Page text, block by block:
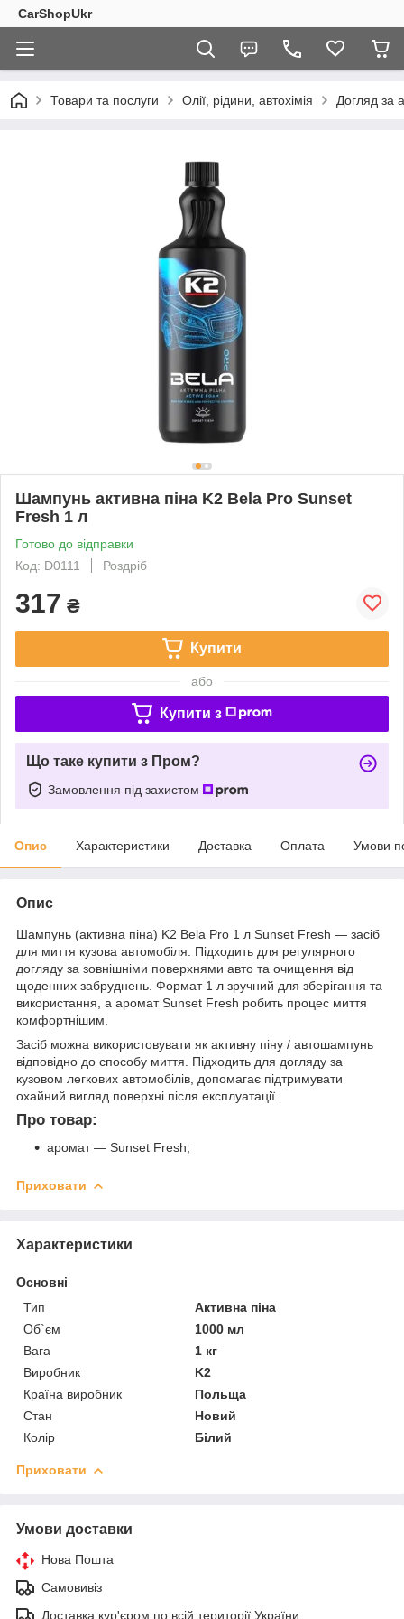
CarShopUkr
Товари та послуги Олії, рідини, автохімія Догляд за
Шампунь активна піна K2 Bela Pro Sunset
Fresh 1 л
Готово до відправки
Код: D0111
Роздріб
317 ₴
Купити
або
Купити з
Що таке купити з Пром?
Замовлення під захистом
Опис Характеристики Доставка Оплата Умови
Опис
Шампунь (активна піна) K2 Bela Pro 1 л Sunset Fresh — засіб
для миття кузова автомобіля. Підходить для регулярного
догляду за зовнішніми поверхнями авто та очищення від
щоденних забруднень. Формат 1 л зручний для зберігання та
використання, а аромат Sunset Fresh робить процес миття
комфортнішим.
Засіб можна використовувати як активну піну / автошампунь
відповідно до способу миття. Підходить для догляду за
кузовом легкових автомобілів, допомагає підтримувати
охайний вигляд поверхні після експлуатації.
Про товар:
аромат — Sunset Fresh;
Приховати
Характеристики
Основні
Тип
Активна піна
Об`єм
1000 мл
Вага
1 кг
Виробник
K2
Країна виробник
Польща
Стан
Новий
Колір
Білий
Приховати
Умови доставки
Нова Пошта
Самовивіз
Доставка кур'єром по всій території України